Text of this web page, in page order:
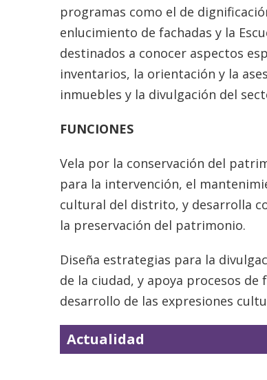
programas como el de
enlucimiento de fachadas y la
destinados a conocer aspectos
inventarios, la orientación y la
inmuebles y la divulgación del
FUNCIONES
Vela por la conservación del
para la intervención, el
cultural del distrito, y desarrolla
la preservación del patrimonio.
Diseña estrategias para la
de la ciudad, y apoya procesos
desarrollo de las expresiones
Actualidad